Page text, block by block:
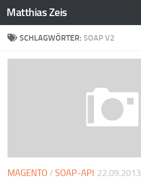
Zum Inhalt springen
Matthias Zeis
SCHLAGWÖRTER: SOAP V2
MAGENTO / SOAP-API 22.09.2013